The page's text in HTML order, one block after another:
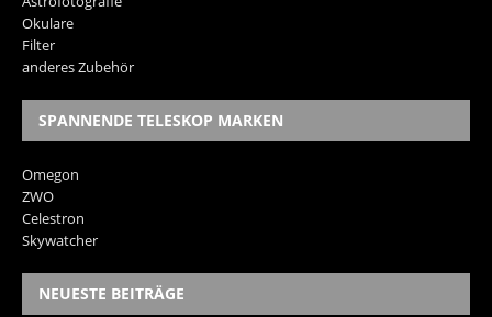
Okulare
Filter
anderes Zubehör
SPANNENDE TELESKOP MARKEN
Omegon
ZWO
Celestron
Skywatcher
NEUESTE BEITRÄGE